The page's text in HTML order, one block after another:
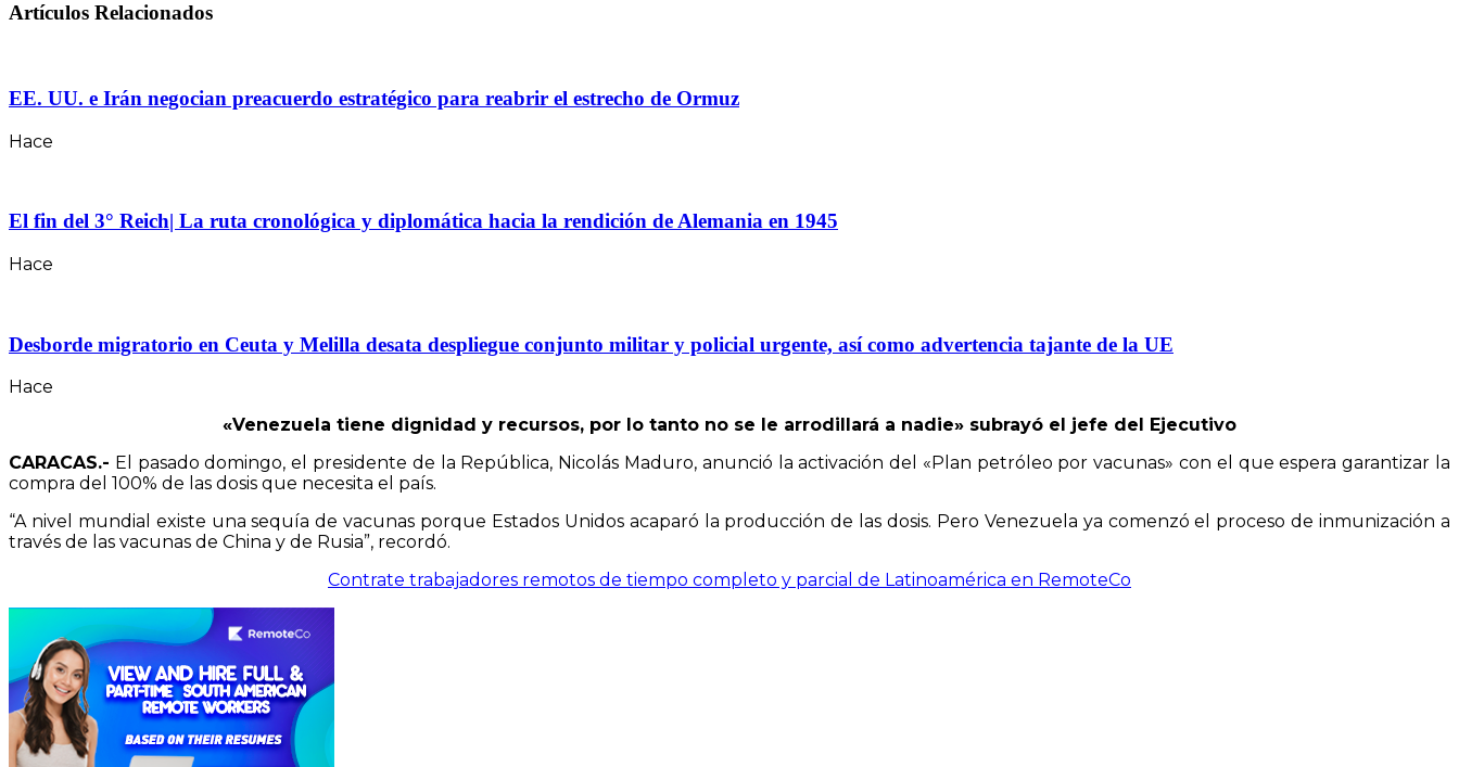
Artículos Relacionados
EE. UU. e Irán negocian preacuerdo estratégico para reabrir el estrecho de Ormuz
Hace
El fin del 3° Reich| La ruta cronológica y diplomática hacia la rendición de Alemania en 1945
Hace
Desborde migratorio en Ceuta y Melilla desata despliegue conjunto militar y policial urgente, así como advertencia tajante de la UE
Hace
«Venezuela tiene dignidad y recursos, por lo tanto no se le arrodillará a nadie» subrayó el jefe del Ejecutivo
CARACAS.- El pasado domingo, el presidente de la República, Nicolás Maduro, anunció la activación del «Plan petróleo por vacunas» con el que espera garantizar la
compra del 100% de las dosis que necesita el país.
“A nivel mundial existe una sequía de vacunas porque Estados Unidos acaparó la producción de las dosis. Pero Venezuela ya comenzó el proceso de inmunización a
través de las vacunas de China y de Rusia”, recordó.
Contrate trabajadores remotos de tiempo completo y parcial de Latinoamérica en RemoteCo